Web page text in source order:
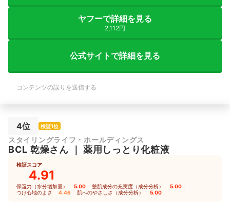
ヤフーで詳細を見る
2,112円
公式サイトで詳細を見る
コンテンツの誤りを送信する
4位 検証1位
スタイリングライフ・ホールディングス
BCL 乾燥さん 薬用しっとり化粧液
検証スコア
4.91
保湿力（水分増加量） 5.00 整肌成分の充実度（成分分析） 5.00
つけ心地のよさ 4.46 肌へのやさしさ（成分分析） 5.00